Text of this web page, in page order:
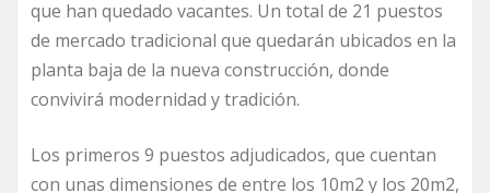
que han quedado vacantes. Un total de 21 puestos
de mercado tradicional que quedarán ubicados en la
planta baja de la nueva construcción, donde
convivirá modernidad y tradición.
Los primeros 9 puestos adjudicados, que cuentan
con unas dimensiones de entre los 10m2 y los 20m2,